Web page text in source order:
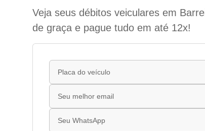
Veja seus débitos veiculares em
de graça e pague tudo em até 12x!